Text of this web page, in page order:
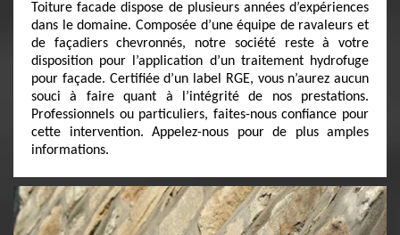
Toiture facade dispose de plusieurs années d’expériences
dans le domaine. Composée d’une équipe de ravaleurs et
de façadiers chevronnés, notre société reste à votre
disposition pour l’application d’un traitement hydrofuge
pour façade. Certifiée d’un label RGE, vous n’aurez aucun
souci à faire quant à l’intégrité de nos prestations.
Professionnels ou particuliers, faites-nous confiance pour
cette intervention. Appelez-nous pour de plus amples
informations.